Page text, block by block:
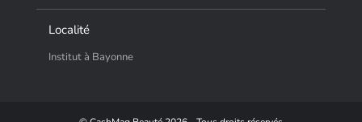
Localité
Institut à Bayonne